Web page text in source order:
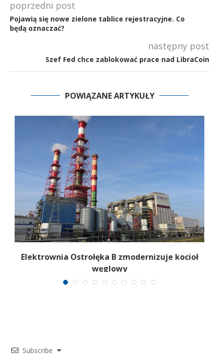
poprzedni post
Pojawią się nowe zielone tablice rejestracyjne. Co
będą oznaczać?
następny post
Szef Fed chce zablokować prace nad LibraCoin
POWIĄZANE ARTYKUŁY
Elektrownia Ostrołęka B zmodernizuje kocioł
węglowy
Subscribe